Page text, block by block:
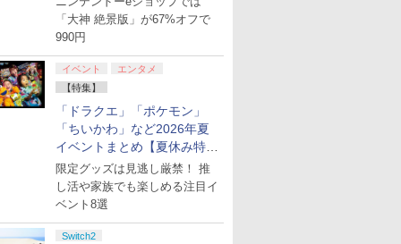
「大神 絶景版」が67%オフで
990円
イベント
エンタメ
【特集】
「ドラクエ」「ポケモン」
「ちいかわ」など2026年夏
イベントまとめ【夏休み特
集】
限定グッズは見逃し厳禁！ 推
し活や家族でも楽しめる注目イ
ベント8選
Switch2
ックス限定先着
トよ永遠に
7＜最終巻＞
ルシート5枚セ
【楽天ブックス限定配送
BOX】【楽天ブックス限
定先着特典+先着特典】劇
場版「鬼滅の刃」無限城
編 第一章 猗窩座再来(完
全生産限定版)【Blu-
ray】(かるた+イベント抽
選権+描き下ろし色紙) [
￥11,000
ray】 北米版
￥11,500